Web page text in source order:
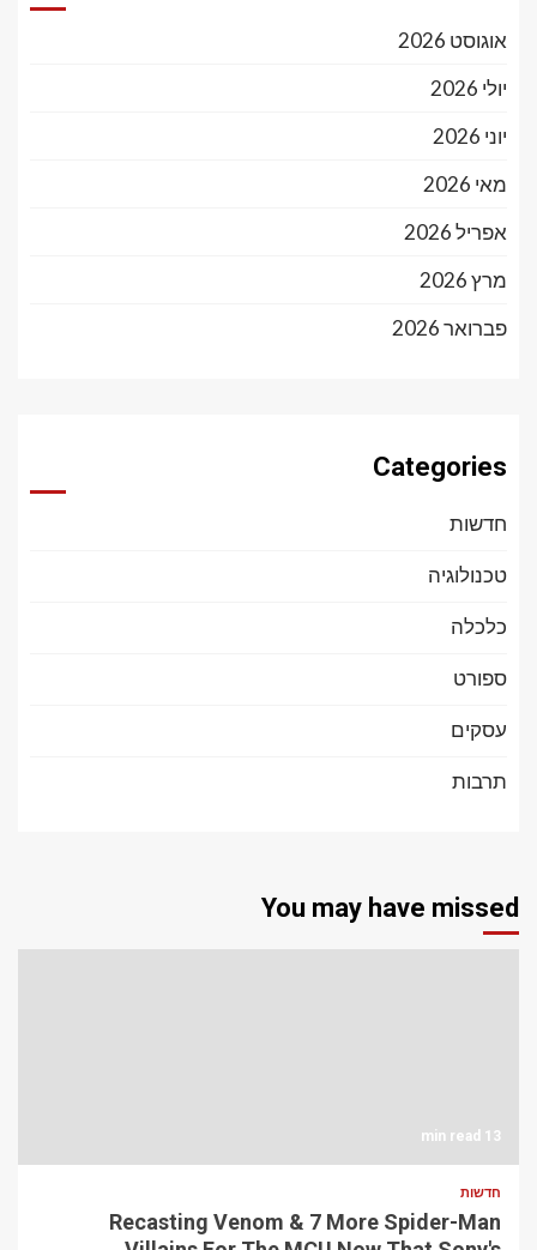
אוגוסט 2026
יולי 2026
יוני 2026
מאי 2026
אפריל 2026
מרץ 2026
פברואר 2026
Categories
חדשות
טכנולוגיה
כלכלה
ספורט
עסקים
תרבות
You may have missed
13 min read
חדשות
Recasting Venom & 7 More Spider-Man